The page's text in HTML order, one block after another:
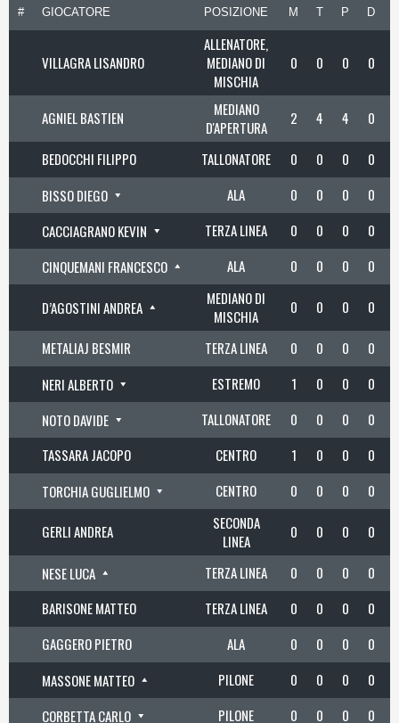
# GIOCATORE POSIZIONE M T P D
VILLAGRA LISANDRO
ALLENATORE,
MEDIANO DI
MISCHIA
0 0 0 0
AGNIEL BASTIEN
MEDIANO
D'APERTURA
2 4 4 0
BEDOCCHI FILIPPO TALLONATORE 0 0 0 0
BISSO DIEGO
ALA 0 0 0 0
CACCIAGRANO KEVIN
TERZA LINEA 0 0 0 0
CINQUEMANI FRANCESCO
ALA 0 0 0 0
D’AGOSTINI ANDREA
MEDIANO DI
MISCHIA
0 0 0 0
METALIAJ BESMIR TERZA LINEA 0 0 0 0
NERI ALBERTO
ESTREMO 1 0 0 0
NOTO DAVIDE
TALLONATORE 0 0 0 0
TASSARA JACOPO
CENTRO 1 0 0 0
TORCHIA GUGLIELMO
CENTRO 0 0 0 0
GERLI ANDREA
SECONDA
LINEA
0 0 0 0
NESE LUCA TERZA LINEA 0 0 0 0
BARISONE MATTEO
TERZA LINEA 0 0 0 0
GAGGERO PIETRO
ALA 0 0 0 0
MASSONE MATTEO
PILONE 0 0 0 0
CORBETTA CARLO
PILONE 0 0 0 0